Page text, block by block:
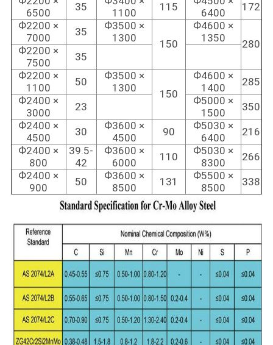
6500
35
1100
115
6400
172
Ф2200 ×
7000
35
Ф3500 ×
1300
150
Ф4600 ×
1350
280
Ф2200 ×
7500
35
Ф2200 ×
1100
50
Ф3500 ×
1300
150
Ф4600 ×
1400
285
Ф2400 ×
3000
23
Ф5000 ×
1500
350
Ф2400 ×
4500
30
Ф3600 ×
4500
90
Ф5030 ×
6400
216
Ф2400 ×
800
39.5-
42
Ф3600 ×
6000
110
Ф5030 ×
8300
266
Ф2400 ×
900
50
Ф3600 ×
8500
131
Ф5500 ×
8500
338